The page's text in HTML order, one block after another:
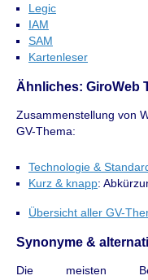
Legic
IAM
SAM
Kartenleser
Ähnliches: GiroWeb
Zusammenstellung von
GV-Thema:
Technologie &
Kurz & knapp:
Übersicht aller GV-
Synonyme &
Die meisten